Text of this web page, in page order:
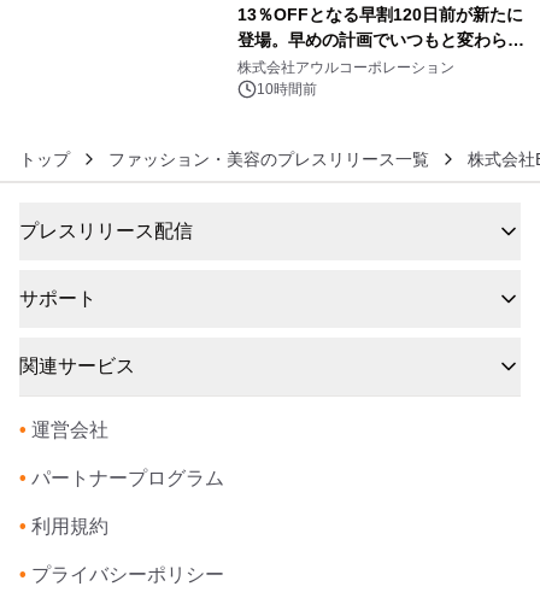
13％OFFとなる早割120日前が新たに
登場。早めの計画でいつもと変わらぬ
大人の冬旅を。ー夕日ヶ浦温泉「佳松
苑 別邸ふうか」ー
株式会社アウルコーポレーション
10時間前
トップ ファッション・美容のプレスリリース一覧 株式会
プレスリリース配信
サポート
関連サービス
• 運営会社
• パートナープログラム
• 利用規約
• プライバシーポリシー